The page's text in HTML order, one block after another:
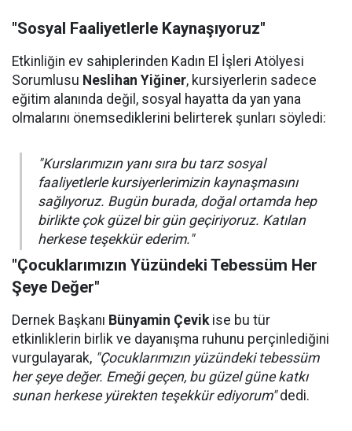
"Sosyal Faaliyetlerle Kaynaşıyoruz"
Etkinliğin ev sahiplerinden Kadın El İşleri Atölyesi
Sorumlusu Neslihan Yiğiner, kursiyerlerin sadece
eğitim alanında değil, sosyal hayatta da yan yana
olmalarını önemsediklerini belirterek şunları söyledi:
"Kurslarımızın yanı sıra bu tarz sosyal
faaliyetlerle kursiyerlerimizin kaynaşmasını
sağlıyoruz. Bugün burada, doğal ortamda hep
birlikte çok güzel bir gün geçiriyoruz. Katılan
herkese teşekkür ederim."
"Çocuklarımızın Yüzündeki Tebessüm Her
Şeye Değer"
Dernek Başkanı Bünyamin Çevikise bu tür
etkinliklerin birlik ve dayanışma ruhunu perçinlediğini
vurgulayarak, "Çocuklarımızın yüzündeki tebessüm
her şeye değer. Emeği geçen, bu güzel güne katkı
sunan herkese yürekten teşekkür ediyorum"dedi.